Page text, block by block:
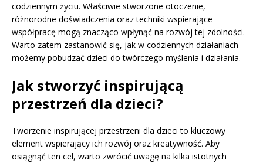
codziennym życiu. Właściwie stworzone otoczenie,
różnorodne doświadczenia oraz techniki wspierające
współpracę mogą znacząco wpłynąć na rozwój tej zdolności.
Warto zatem zastanowić się, jak w codziennych działaniach
możemy pobudzać dzieci do twórczego myślenia i działania.
Jak stworzyć inspirującą
przestrzeń dla dzieci?
Tworzenie inspirującej przestrzeni dla dzieci to kluczowy
element wspierający ich rozwój oraz kreatywność. Aby
osiągnąć ten cel, warto zwrócić uwagę na kilka istotnych